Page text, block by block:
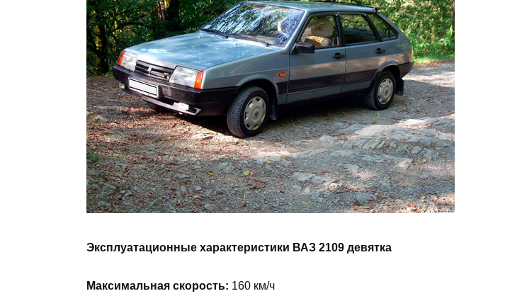
Эксплуатационные характеристики ВАЗ 2109 девятка
Максимальная скорость: 160 км/ч